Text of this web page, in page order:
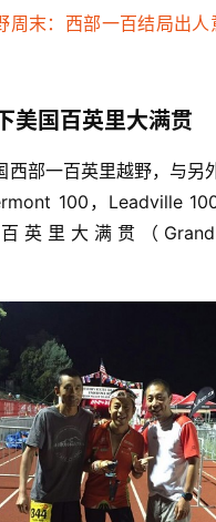
周末：西部一百结局出人
美国百英里大满贯
西部一百英里越野，与另
100，Leadville
英里大满贯（